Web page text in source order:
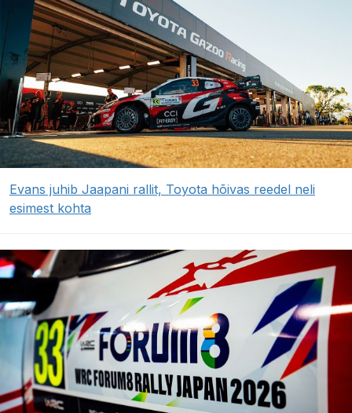
Evans juhib Jaapani rallit, Toyota hõivas reedel neli
esimest kohta